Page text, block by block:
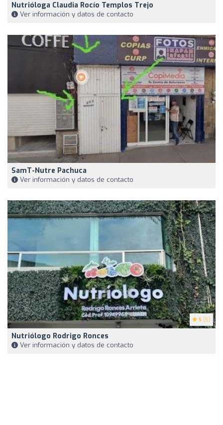
Nutrióloga Claudia Rocío Templos Trejo
Ver información y datos de contacto
SamT-Nutre Pachuca
Ver información y datos de contacto
5 (5)
Nutriólogo Rodrigo Ronces
Ver información y datos de contacto